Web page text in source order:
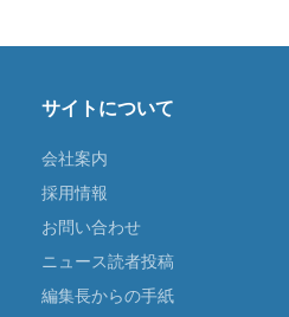
サイトについて
会社案内
採用情報
お問い合わせ
ニュース読者投稿
編集長からの手紙